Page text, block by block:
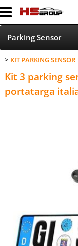
Home Page
Led
Parking Sensor
HI-FI CAR
Multimedia
KIT PARKING SENSOR
Kit 3 parking
portatarga